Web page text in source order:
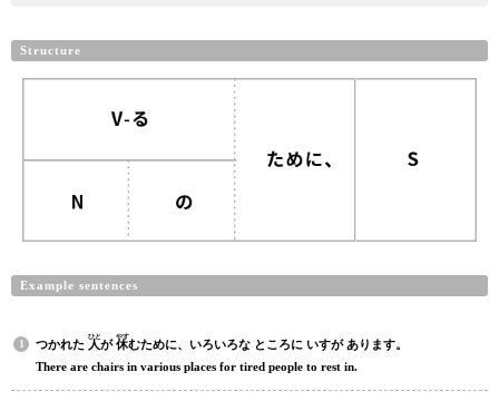
Structure
Example sentences
つかれた 人
ひと
が休
やす
むために、いろいろな ところに いすが あります。
There are chairs in various places for tired people to rest in.